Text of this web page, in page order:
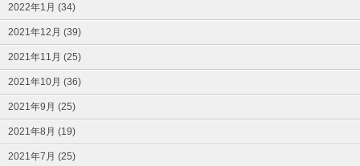
2022年1月 (34)
2021年12月 (39)
2021年11月 (25)
2021年10月 (36)
2021年9月 (25)
2021年8月 (19)
2021年7月 (25)